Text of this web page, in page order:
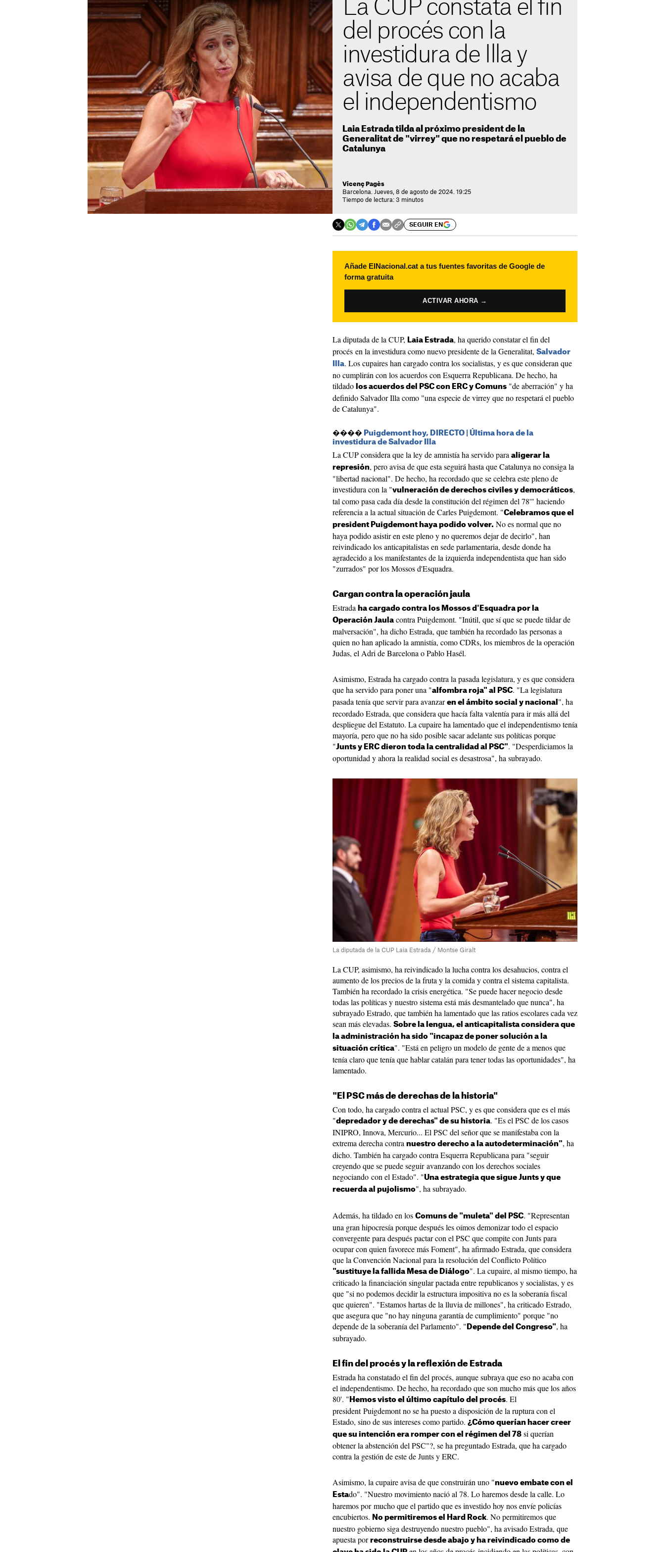
La CUP constata el fin
del procés con la
investidura de Illa y
avisa de que no acaba
el independentismo
Laia Estrada tilda al próximo president de la
Generalitat de "virrey" que no respetará el pueblo de
Catalunya
Vicenç Pagès
Barcelona. Jueves, 8 de agosto de 2024. 19:25
Tiempo de lectura: 3 minutos
SEGUIR EN
Añade ElNacional.cat a tus fuentes favoritas de Google de
forma gratuita
ACTIVAR AHORA →
La diputada de la CUP, Laia Estrada, ha querido constatar el fin del
procés en la investidura como nuevo presidente de la Generalitat, Salvador
Illa. Los cupaires han cargado contra los socialistas, y es que consideran que
no cumplirán con los acuerdos con Esquerra Republicana. De hecho, ha
tildado los acuerdos del PSC con ERC y Comuns "de aberración" y ha
definido Salvador Illa como "una especie de virrey que no respetará el pueblo
de Catalunya".
���� Puigdemont hoy, DIRECTO | Última hora de la
investidura de Salvador Illa
La CUP considera que la ley de amnistía ha servido para aligerar la
represión, pero avisa de que esta seguirá hasta que Catalunya no consiga la
"libertad nacional". De hecho, ha recordado que se celebra este pleno de
investidura con la "vulneración de derechos civiles y democráticos,
tal como pasa cada día desde la constitución del régimen del 78'" haciendo
referencia a la actual situación de Carles Puigdemont. "Celebramos que el
president Puigdemont haya podido volver. No es normal que no
haya podido asistir en este pleno y no queremos dejar de decirlo", han
reivindicado los anticapitalistas en sede parlamentaria, desde donde ha
agradecido a los manifestantes de la izquierda independentista que han sido
"zurrados" por los Mossos d'Esquadra.
Cargan contra la operación jaula
Estrada ha cargado contra los Mossos d'Esquadra por la
Operación Jaula contra Puigdemont. "Inútil, que sí que se puede tildar de
malversación", ha dicho Estrada, que también ha recordado las personas a
quien no han aplicado la amnistía, como CDRs, los miembros de la operación
Judas, el Adri de Barcelona o Pablo Hasél.
Asimismo, Estrada ha cargado contra la pasada legislatura, y es que considera
que ha servido para poner una "alfombra roja" al PSC. "La legislatura
pasada tenía que servir para avanzar en el ámbito social y nacional ", ha
recordado Estrada, que considera que hacía falta valentía para ir más allá del
despliegue del Estatuto. La cupaire ha lamentado que el independentismo tenía
mayoría, pero que no ha sido posible sacar adelante sus políticas porque
"Junts y ERC dieron toda la centralidad al PSC". "Desperdiciamos la
oportunidad y ahora la realidad social es desastrosa", ha subrayado.
La diputada de la CUP Laia Estrada / Montse Giralt
La CUP, asimismo, ha reivindicado la lucha contra los desahucios, contra el
aumento de los precios de la fruta y la comida y contra el sistema capitalista.
También ha recordado la crisis energética. "Se puede hacer negocio desde
todas las políticas y nuestro sistema está más desmantelado que nunca", ha
subrayado Estrado, que también ha lamentado que las ratios escolares cada vez
sean más elevadas. Sobre la lengua, el anticapitalista considera que
la administración ha sido "incapaz de poner solución a la
situación crítica". "Está en peligro un modelo de gente de a menos que
tenía claro que tenía que hablar catalán para tener todas las oportunidades", ha
lamentado.
"El PSC más de derechas de la historia"
Con todo, ha cargado contra el actual PSC, y es que considera que es el más
"depredador y de derechas" de su historia. "Es el PSC de los casos
INIPRO, Innova, Mercurio... El PSC del señor que se manifestaba con la
extrema derecha contra nuestro derecho a la autodeterminación", ha
dicho. También ha cargado contra Esquerra Republicana para "seguir
creyendo que se puede seguir avanzando con los derechos sociales
negociando con el Estado". "Una estrategia que sigue Junts y que
recuerda al pujolismo", ha subrayado.
Además, ha tildado en los Comuns de "muleta" del PSC. "Representan
una gran hipocresía porque después les oímos demonizar todo el espacio
convergente para después pactar con el PSC que compite con Junts para
ocupar con quien favorece más Foment", ha afirmado Estrada, que considera
que la Convención Nacional para la resolución del Conflicto Político
"sustituye la fallida Mesa de Diálogo". La cupaire, al mismo tiempo, ha
criticado la financiación singular pactada entre republicanos y socialistas, y es
que "si no podemos decidir la estructura impositiva no es la soberanía fiscal
que quieren". "Estamos hartas de la lluvia de millones", ha criticado Estrado,
que asegura que "no hay ninguna garantía de cumplimiento" porque "no
depende de la soberanía del Parlamento". " Depende del Congreso", ha
subrayado.
El fin del procés y la reflexión de Estrada
Estrada ha constatado el fin del procés, aunque subraya que eso no acaba con
el independentismo. De hecho, ha recordado que son mucho más que los años
80'. " Hemos visto el último capítulo del procés. El
president Puigdemont no se ha puesto a disposición de la ruptura con el
Estado, sino de sus intereses como partido. ¿Cómo querían hacer creer
que su intención era romper con el régimen del 78 si querían
obtener la abstención del PSC"?, se ha preguntado Estrada, que ha cargado
contra la gestión de este de Junts y ERC.
Asimismo, la cupaire avisa de que construirán uno "nuevo embate con el
Estado". "Nuestro movimiento nació al 78. Lo haremos desde la calle. Lo
haremos por mucho que el partido que es investido hoy nos envíe policías
encubiertos. No permitiremos el Hard Rock. No permitiremos que
nuestro gobierno siga destruyendo nuestro pueblo", ha avisado Estrada, que
apuesta por reconstruirse desde abajo y ha reivindicado como de